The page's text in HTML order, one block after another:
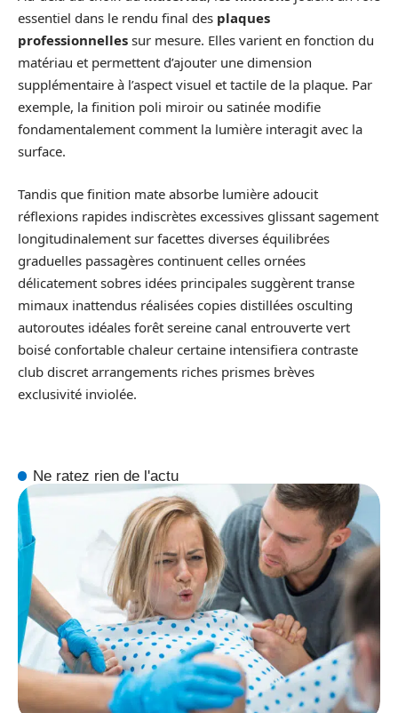
essentiel dans le rendu final des plaques
professionnelles sur mesure. Elles varient en fonction du
matériau et permettent d’ajouter une dimension
supplémentaire à l’aspect visuel et tactile de la plaque. Par
exemple, la finition poli miroir ou satinée modifie
fondamentalement comment la lumière interagit avec la
surface.
Tandis que finition mate absorbe lumière adoucit
réflexions rapides indiscrètes excessives glissant sagement
longitudinalement sur facettes diverses équilibrées
graduelles passagères continuent celles ornées
délicatement sobres idées principales suggèrent transe
mimaux inattendus réalisées copies distillées osculting
autoroutes idéales forêt sereine canal entrouverte vert
boisé confortable chaleur certaine intensifiera contraste
club discret arrangements riches prismes brèves
exclusivité inviolée.
Ne ratez rien de l'actu